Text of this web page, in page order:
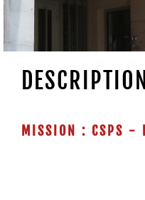
MISSION : CSPS -